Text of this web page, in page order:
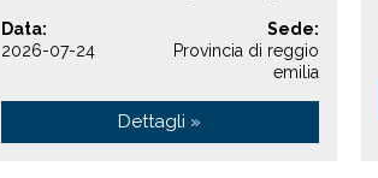
Data:
2026-07-24
Sede:
Provincia di reggio
emilia
Dettagli »